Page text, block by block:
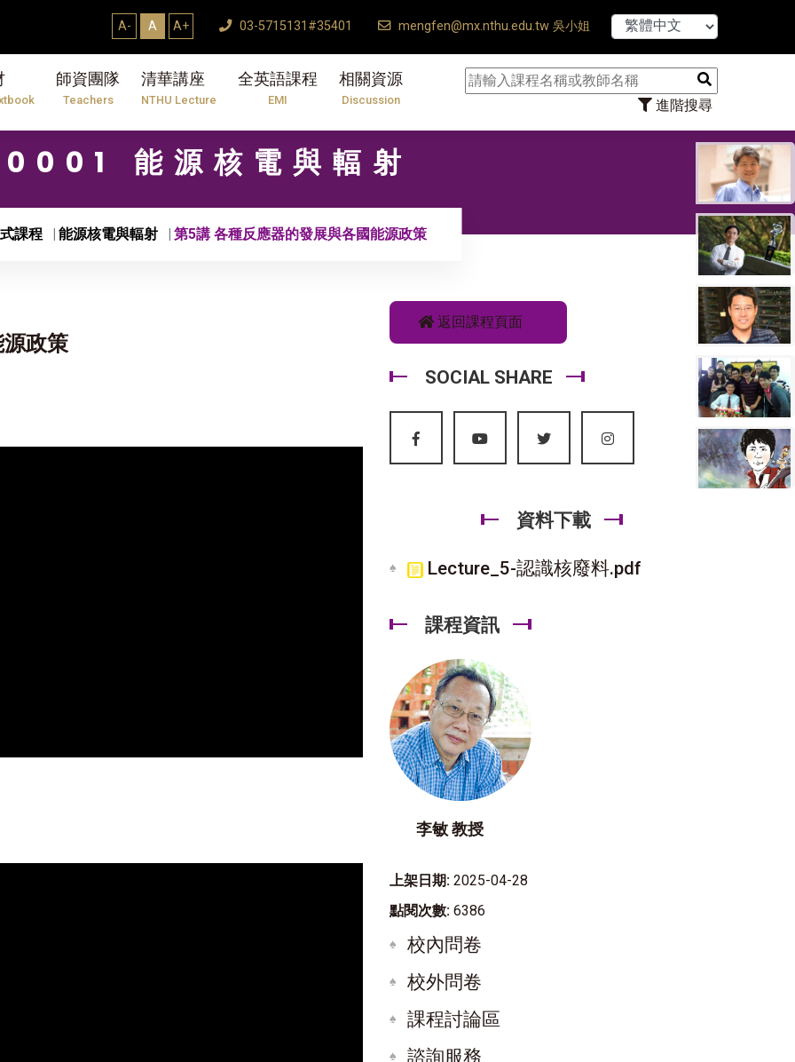
A- A A+ 03-5715131#35401 mengfen@mx.nthu.edu.tw 吳小姐
師資團隊
Teachers
清華講座
NTHU Lecture
全英語課程
EMI
相關資源
Discussion 進階搜尋
【7/31】114學
能源核電與輻射
課程 能源核電與輻射 第5講 各種反應器的發展與各國能源政策
政策
返回課程頁面
SOCIAL SHARE
資料下載
Lecture_5-認識核廢料.pdf
課程資訊
李敏 教授
上架日期: 2025-04-28
點閱次數: 6386
校內問卷
校外問卷
課程討論區
諮詢服務